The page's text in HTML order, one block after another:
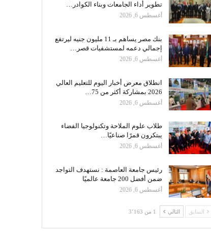
تطوير أداء الجامعات وبناء الكوادر…
أغسطس 6, 2026
بنك مصر يساهم بـ 11 مليون جنيه ليرتفع
إجمالي دعمه لمستشفيات قصر…
أغسطس 6, 2026
انطلاق معرض أخبار اليوم للتعليم العالي
2026 بمشاركة أكثر من 75…
أغسطس 6, 2026
طلاب علوم الملاحة وتكنولوجيا الفضاء
يبتكرون قمرًا صناعيًا…
أغسطس 6, 2026
رئيس جامعة العاصمة : نستهدف التواجد
ضمن أفضل 200 جامعة عالميًا
أغسطس 6, 2026
السابق التالي 1 من 3٬163